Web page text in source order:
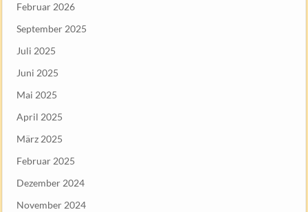
Februar 2026
September 2025
Juli 2025
Juni 2025
Mai 2025
April 2025
März 2025
Februar 2025
Dezember 2024
November 2024